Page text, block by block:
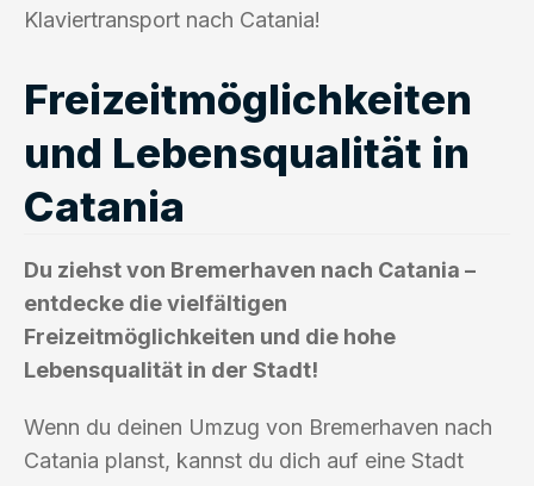
Klaviertransport nach Catania!
Freizeitmöglichkeiten
und Lebensqualität in
Catania
Du ziehst von Bremerhaven nach Catania –
entdecke die vielfältigen
Freizeitmöglichkeiten und die hohe
Lebensqualität in der Stadt!
Wenn du deinen Umzug von Bremerhaven nach
Catania planst, kannst du dich auf eine Stadt